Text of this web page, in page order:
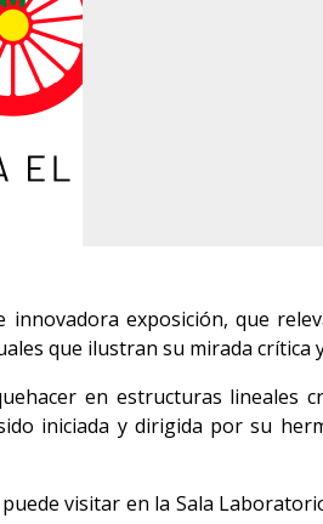
innovadora exposición, que
que ilustran su mirada crítica
en estructuras lineales
iniciada y dirigida por su
visitar en la Sala